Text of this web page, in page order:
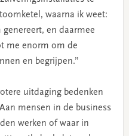
waarna ik weet:
en daarmee
me enorm om de
en begrijpen.”
uitdaging bedenken
mensen in de business
werken of waar in